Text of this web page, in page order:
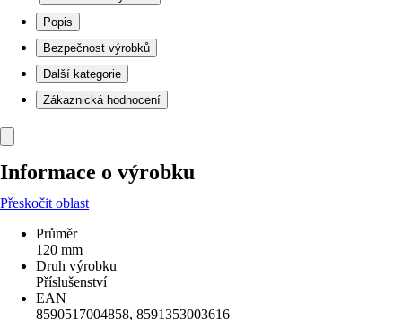
Popis
Bezpečnost výrobků
Další kategorie
Zákaznická hodnocení
Informace o výrobku
Přeskočit oblast
Průměr
120 mm
Druh výrobku
Příslušenství
EAN
8590517004858, 8591353003616